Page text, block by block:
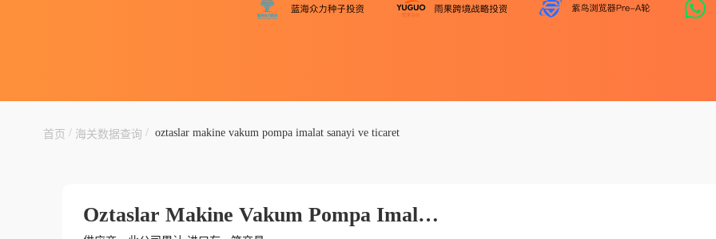
首页 / 海关数据查询 / oztaslar makine vakum pompa imalat sanayi ve ticaret
Oztaslar Makine Vakum Pompa Imalat Sanayi Ve Ticaret